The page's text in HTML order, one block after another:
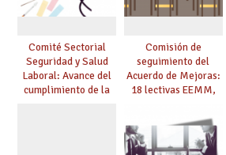
Comité Sectorial
Seguridad y Salud
Laboral: Avance del
cumplimiento de la
Comisión de
seguimiento del
Acuerdo de Mejoras:
18 lectivas EEMM,
mayores 55 y pilotaje
en centros
tensionados